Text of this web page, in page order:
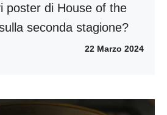
poster di House of the
seconda stagione?
22 Marzo 2024